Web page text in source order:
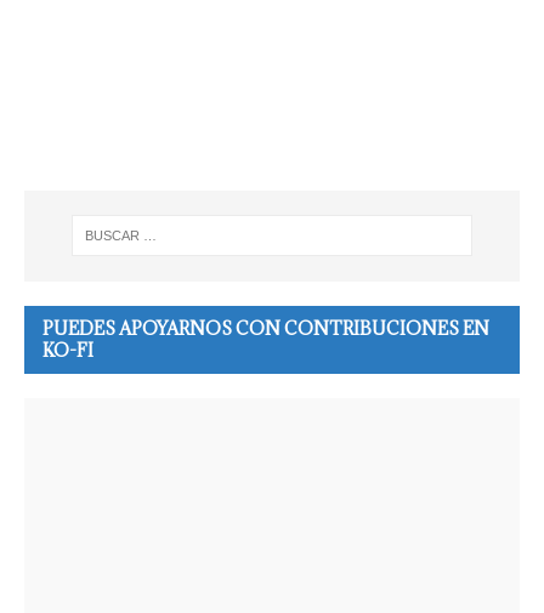
PUEDES APOYARNOS CON CONTRIBUCIONES EN
KO-FI